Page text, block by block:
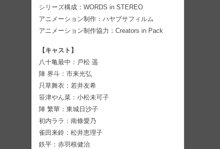
シリーズ構成：WORDS in STEREO
アニメーション制作：ハヤブサフィルム
アニメーション制作協力：Creators in Pack
【キャスト】
八十亀最中：戸松 遥
陣 界斗：市来光弘
只草舞衣：若井友希
笹津やん菜：小松未可子
陣 繁華：東城日沙子
初内ララ：南條愛乃
雀田来鈴：松井恵理子
鉄平：赤羽根健治